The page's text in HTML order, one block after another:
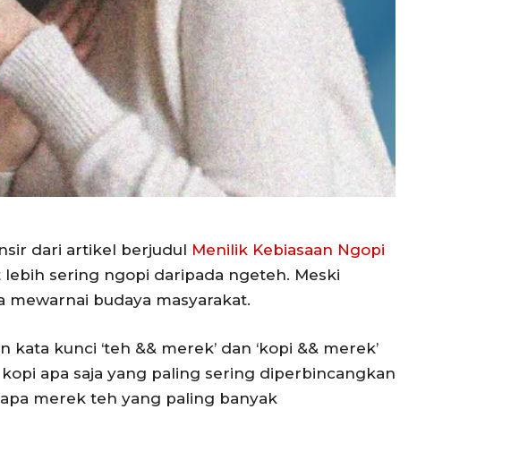
dari artikel berjudul Menilik Kebiasaan Ngopi
sering ngopi daripada ngeteh. Meski
budaya masyarakat.
kunci ‘teh && merek’ dan ‘kopi && merek’
apa saja yang paling sering diperbincangkan
merek teh yang paling banyak